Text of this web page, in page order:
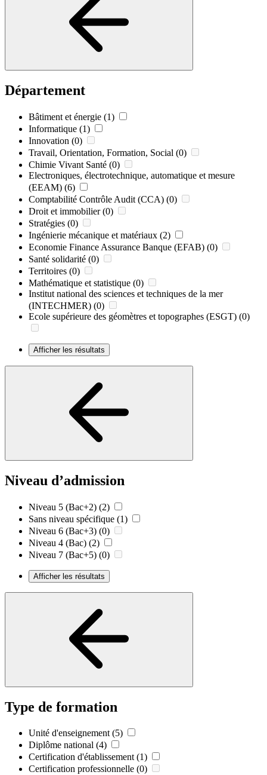
Département
Bâtiment et énergie (1)
Informatique (1)
Innovation (0)
Travail, Orientation, Formation, Social (0)
Chimie Vivant Santé (0)
Electroniques, électrotechnique, automatique et mesure
(EEAM) (6)
Comptabilité Contrôle Audit (CCA) (0)
Droit et immobilier (0)
Stratégies (0)
Ingénierie mécanique et matériaux (2)
Economie Finance Assurance Banque (EFAB) (0)
Santé solidarité (0)
Territoires (0)
Mathématique et statistique (0)
Institut national des sciences et techniques de la mer
(INTECHMER) (0)
Ecole supérieure des géomètres et topographes (ESGT) (0)
Afficher les résultats
Niveau d’admission
Niveau 5 (Bac+2) (2)
Sans niveau spécifique (1)
Niveau 6 (Bac+3) (0)
Niveau 4 (Bac) (2)
Niveau 7 (Bac+5) (0)
Afficher les résultats
Type de formation
Unité d'enseignement (5)
Diplôme national (4)
Certification d'établissement (1)
Certification professionnelle (0)